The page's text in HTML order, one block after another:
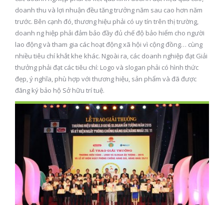
doanh thu và lợi nhuận đều tăng trưởng năm sau cao hơn năm
trước. Bên cạnh đó, thương hiệu phải có uy tín trên thị trường,
doanh ng hiệp phải đảm bảo đầy đủ chế độ bảo hiểm cho người
lao động và tham gia các hoạt động xã hội vì cộng đồng… cùng
nhiều tiêu chí khắt khe khác. Ngoài ra, các doanh nghiệp đạt Giải
thưởng phải đạt các tiêu chí: Logo và slogan phải có hình thức
đẹp, ý nghĩa, phù hợp với thương hiệu, sản phẩm và đã được
đăng ký bảo hộ Sở hữu trí tuệ.